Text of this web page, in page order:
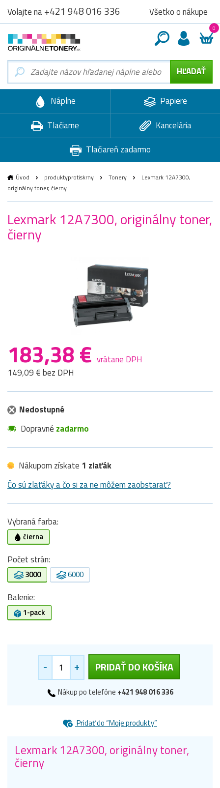
Volajte na+421 948 016 336 Všetko o nákupe
0
Náplne
Papiere
Tlačiarne
Kancelária
Tlačiareň zadarmo
Úvod produktyprotiskrny Tonery
Lexmark 12A7300,
originálny toner, čierny
Lexmark 12A7300, originálny toner,
čierny
183,38 € vrátane DPH
149,09 € bez DPH
Nedostupné
Dopravné zadarmo
Nákupom získate 1 zlaťák
Čo sú zlaťáky a čo si za ne môžem zaobstarať?
Vybraná farba:
čierna
Počet strán:
3000 6000
Balenie:
1-pack
- + PRIDAŤ DO KOŠÍKA
Nákup po telefóne +421 948 016 336
Pridať do “Moje produkty”
Lexmark 12A7300, originálny toner,
čierny